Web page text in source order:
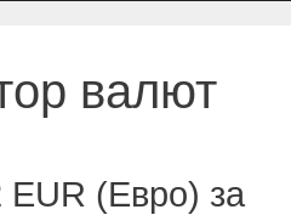
валют
EUR (Евро) за